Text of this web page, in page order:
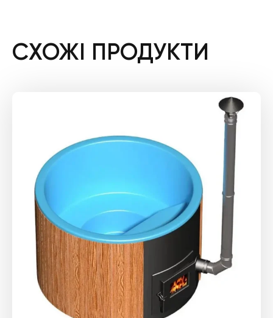
СХОЖІ ПРОДУКТИ